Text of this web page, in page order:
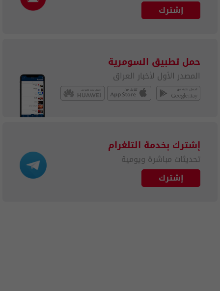
إشترك
حمل تطبيق السومرية
المصدر الأول لأخبار العراق
إشترك بخدمة التلغرام
تحديثات مباشرة ويومية
إشترك